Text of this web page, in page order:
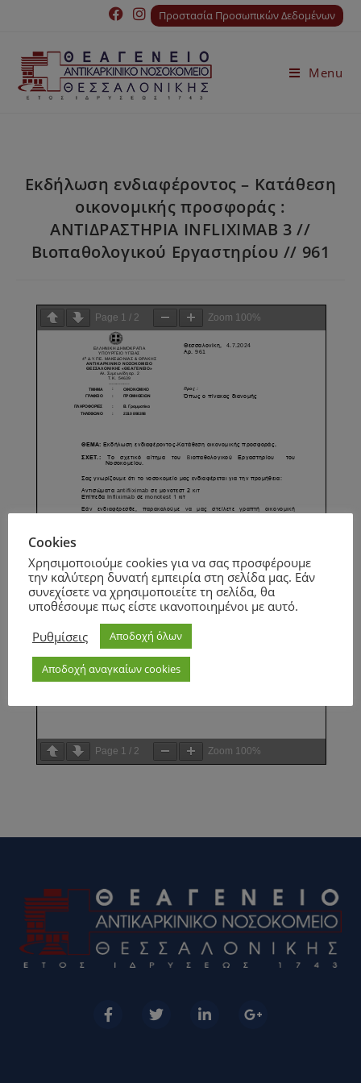
Προστασία Προσωπικών Δεδομένων
Menu
Εκδήλωση ενδιαφέροντος – Κατάθεση
οικονομικής προσφοράς :
ΑΝΤΙΔΡΑΣΤΗΡΙΑ INFLIXIMAB 3 //
Bιοπαθολογικού Εργαστηρίου // 961
Page 1 / 2 Zoom 100%
Page 1 / 2 Zoom 100%
Cookies
Χρησιμοποιούμε cookies για να σας προσφέρουμε
την καλύτερη δυνατή εμπειρία στη σελίδα μας. Εάν
συνεχίσετε να χρησιμοποιείτε τη σελίδα, θα
υποθέσουμε πως είστε ικανοποιημένοι με αυτό.
Ρυθμίσεις
Αποδοχή όλων
Αποδοχή αναγκαίων cookies